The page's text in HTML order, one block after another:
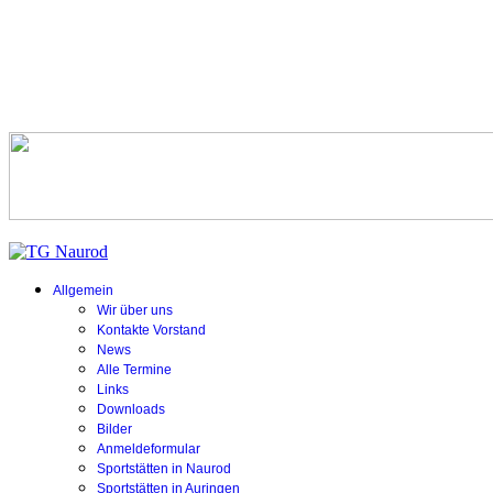
Allgemein
Wir über uns
Kontakte Vorstand
News
Alle Termine
Links
Downloads
Bilder
Anmeldeformular
Sportstätten in Naurod
Sportstätten in Auringen